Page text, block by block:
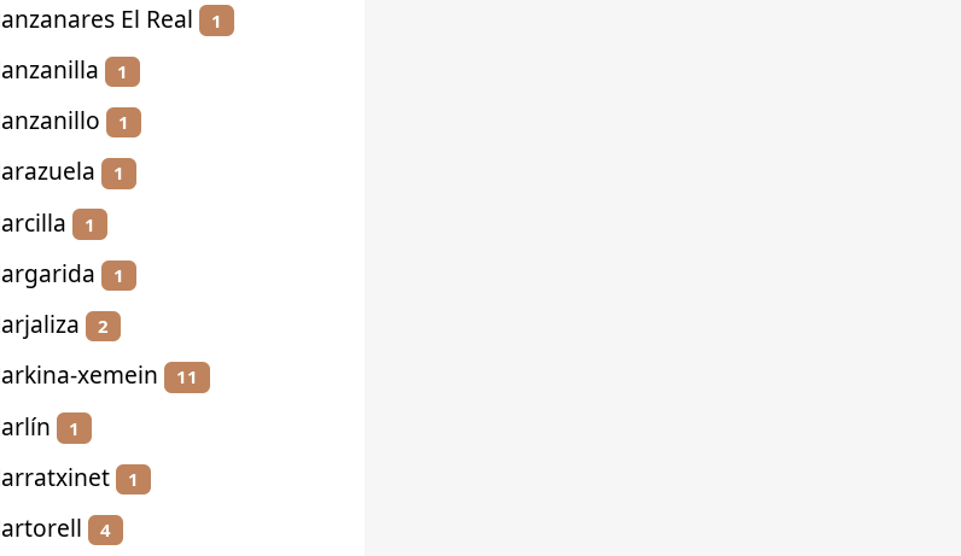
El Real 1
1
1
1
1
1
2
xemein 11
1
1
4